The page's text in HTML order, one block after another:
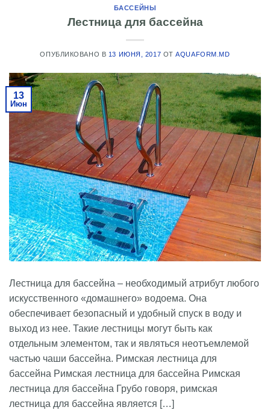
БАССЕЙНЫ
Лестница для бассейна
ОПУБЛИКОВАНО В 13 ИЮНЯ, 2017 ОТAQUAFORM.MD
13
Июн
Лестница для бассейна – необходимый атрибут любого
искусственного «домашнего» водоема. Она
обеспечивает безопасный и удобный спуск в воду и
выход из нее. Такие лестницы могут быть как
отдельным элементом, так и являться неотъемлемой
частью чаши бассейна. Римская лестница для
бассейна Римская лестница для бассейна Римская
лестница для бассейна Грубо говоря, римская
лестница для бассейна является […]